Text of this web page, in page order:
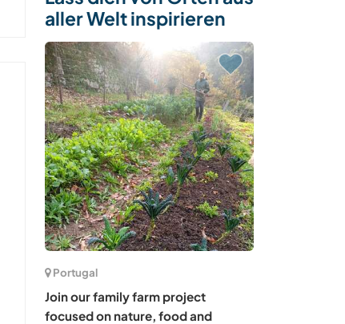
aller Welt inspirieren
Portugal
Join our family farm project
focused on nature, food and